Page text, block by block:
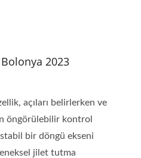
2023
açıları belirlerken ve
öngörülebilir kontrol
bir döngü ekseni
jilet tutma